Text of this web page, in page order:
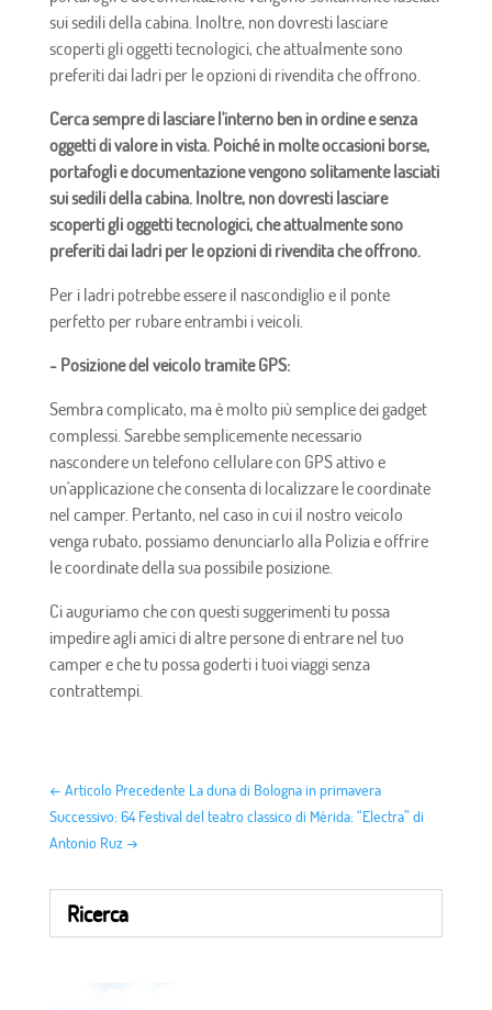
sui sedili della cabina. Inoltre, non dovresti lasciare
scoperti gli oggetti tecnologici, che attualmente sono
preferiti dai ladri per le opzioni di rivendita che offrono.
Cerca sempre di lasciare l'interno ben in ordine e senza
oggetti di valore in vista. Poiché in molte occasioni borse,
portafogli e documentazione vengono solitamente lasciati
sui sedili della cabina. Inoltre, non dovresti lasciare
scoperti gli oggetti tecnologici, che attualmente sono
preferiti dai ladri per le opzioni di rivendita che offrono.
Per i ladri potrebbe essere il nascondiglio e il ponte
perfetto per rubare entrambi i veicoli.
- Posizione del veicolo tramite GPS:
Sembra complicato, ma è molto più semplice dei gadget
complessi. Sarebbe semplicemente necessario
nascondere un telefono cellulare con GPS attivo e
un'applicazione che consenta di localizzare le coordinate
nel camper. Pertanto, nel caso in cui il nostro veicolo
venga rubato, possiamo denunciarlo alla Polizia e offrire
le coordinate della sua possibile posizione.
Ci auguriamo che con questi suggerimenti tu possa
impedire agli amici di altre persone di entrare nel tuo
camper e che tu possa goderti i tuoi viaggi senza
contrattempi.
← Articolo Precedente La duna di Bologna in primavera
Successivo: 64 Festival del teatro classico di Mérida: “Electra” di
Antonio Ruz→